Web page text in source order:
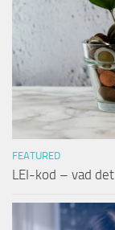
FEATURED
LEI-kod – vad